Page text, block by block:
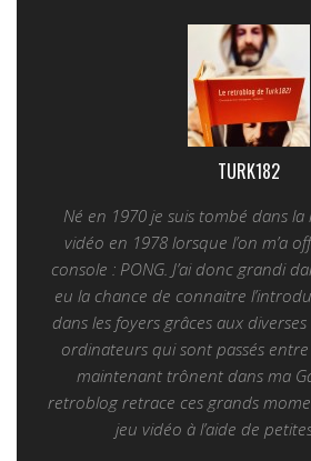
TURK182
Né en 1970 je suis tombé dans
vidéo en 1978 lorsque l’on m’a
console : PONG. J’ai donc grandi
eu la chance de connaitre
dans les foyers grâces aux
ordinateurs qui sont passés
maintenant trônent dans ma
retroblog retrace ces grands
jeu vidéo à l’aide de